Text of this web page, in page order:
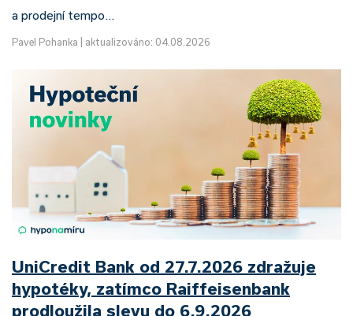
a prodejní tempo…
Pavel Pohanka aktualizováno: 04.08.2026
UniCredit Bank od 27.7.2026 zdražuje
hypotéky, zatímco Raiffeisenbank
prodloužila slevu do 6.9.2026